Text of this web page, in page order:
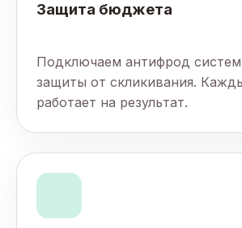
Защита бюджета
Подключаем антифрод
защиты от скликивания.
работает на результат.